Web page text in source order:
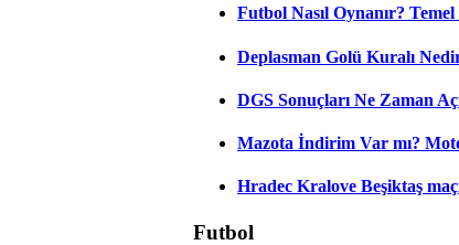
Futbol Nasıl Oynanır?
Deplasman Golü Kuralı
DGS Sonuçları Ne Zaman
Mazota İndirim Var mı?
Hradec Kralove Beşiktaş
Futbol